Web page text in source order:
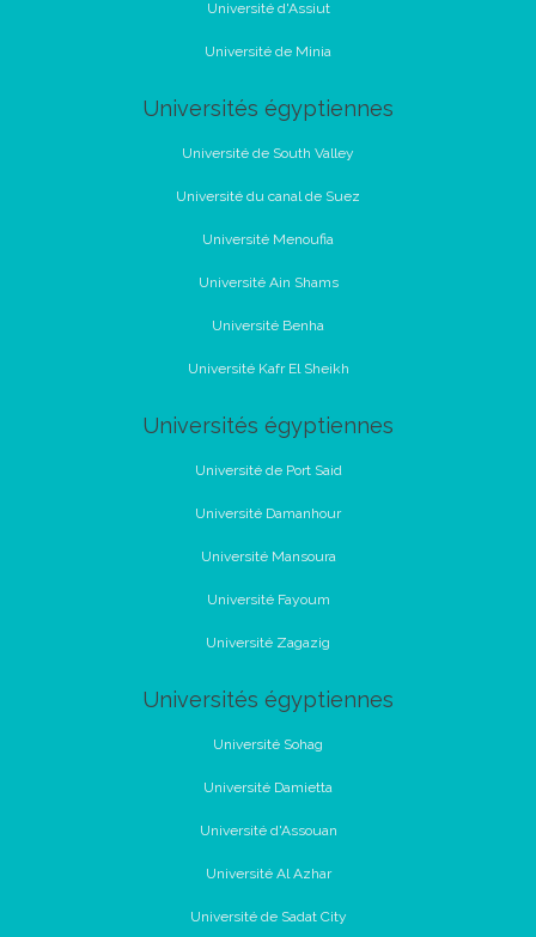
Université d'Assiut
Université de Minia
Universités égyptiennes
Université de South Valley
Université du canal de Suez
Université Menoufia
Université Ain Shams
Université Benha
Université Kafr El Sheikh
Universités égyptiennes
Université de Port Said
Université Damanhour
Université Mansoura
Université Fayoum
Université Zagazig
Universités égyptiennes
Université Sohag
Université Damietta
Université d'Assouan
Université Al Azhar
Université de Sadat City